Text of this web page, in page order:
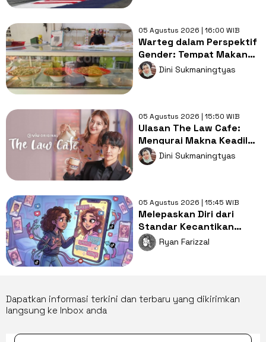
05 Agustus 2026 | 16:00 WIB
Warteg dalam Perspektif
Gender: Tempat Makan
yang Tak Ramah
Perempuan
Dini Sukmaningtyas
05 Agustus 2026 | 15:50 WIB
Ulasan The Law Cafe:
Mengurai Makna Keadilan
di Luar Ruang Sidang
Dini Sukmaningtyas
05 Agustus 2026 | 15:45 WIB
Melepaskan Diri dari
Standar Kecantikan
Toksik: Literasi Digital
untuk Lawan Body
Ryan Farizzal
Dapatkan informasi terkini dan terbaru yang dikirimkan
langsung ke Inbox anda